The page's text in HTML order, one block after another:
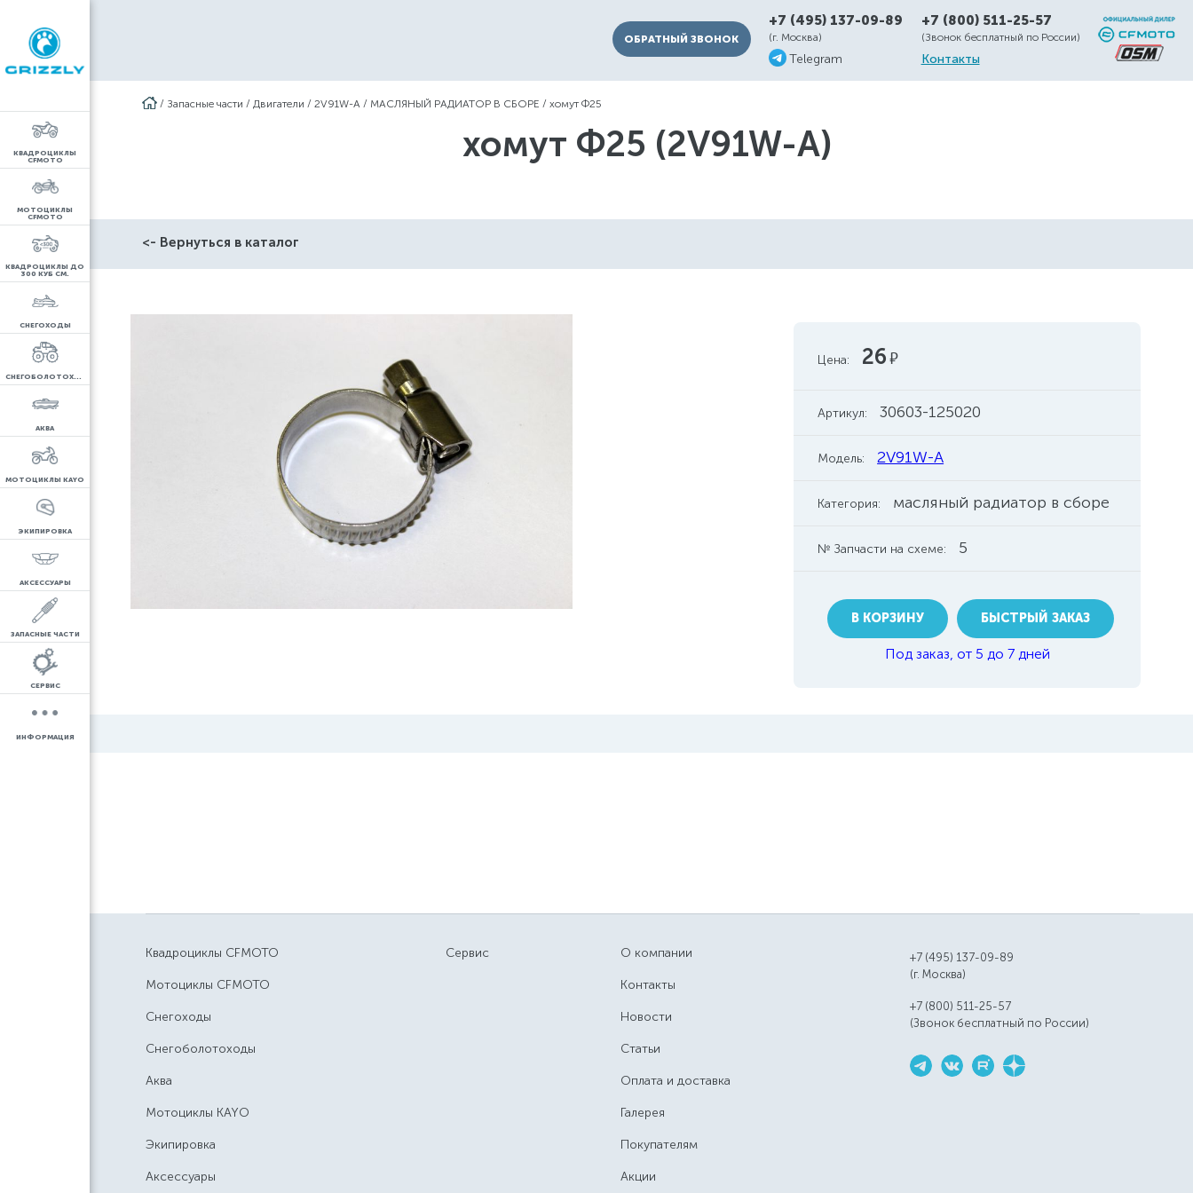
КВАДРОЦИКЛЫ
CFMOTO
МОТОЦИКЛЫ
CFMOTO
КВАДРОЦИКЛЫ ДО
300 КУБ СМ.
СНЕГОХОДЫ
СНЕГОБОЛОТОХОДЫ
АКВА
МОТОЦИКЛЫ KAYO
ЭКИПИРОВКА
АКСЕССУАРЫ
ЗАПАСНЫЕ ЧАСТИ
СЕРВИС
ИНФОРМАЦИЯ
ОБРАТНЫЙ ЗВОНОК
+7 (495) 137-09-89
(г. Москва)
Telegram
+7 (800) 511-25-57
(Звонок бесплатный по России)
Контакты
/ Запасные части / Двигатели / 2V91W-A / МАСЛЯНЫЙ РАДИАТОР В СБОРЕ / хомут Ф25
хомут Ф25 (2V91W-A)
<- Вернуться в каталог
Цена: 26руб.
Артикул: 30603-125020
Модель: 2V91W-A
Категория: масляный радиатор в сборе
№ Запчасти на схеме: 5
В КОРЗИНУ БЫСТРЫЙ ЗАКАЗ
Под заказ, от 5 до 7 дней
Квадроциклы CFMOTO
Мотоциклы CFMOTO
Снегоходы
Снегоболотоходы
Аква
Мотоциклы KAYO
Экипировка
Аксессуары
Сервис О компании
Контакты
Новости
Статьи
Оплата и доставка
Галерея
Покупателям
Акции
+7 (495) 137-09-89
(г. Москва)
+7 (800) 511-25-57
(Звонок бесплатный по России)